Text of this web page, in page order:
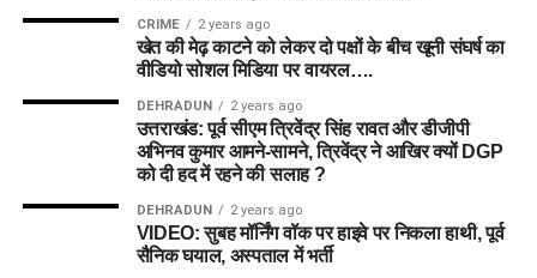
8. ML-W vs TRT-W Dream11 टीम
प्रेडिक्शन (Dream11 Teams)
टीम 1: स्मॉल लीग एवं सेफ टीम (Small
League & Mini GL)
विकटकीपर (WK):Kira Chathli
CRIME 2 years ago
खेत की मेढ़ काटने को लेकर दो पक्षों के बीच खूनी संघर्ष का
वीडियो सोशल मिडिया पर वायरल….
DEHRADUN 2 years ago
उत्तराखंड: पूर्व सीएम त्रिवेंद्र सिंह रावत और डीजीपी
अभिनव कुमार आमने-सामने, त्रिवेंद्र ने आखिर क्यों DGP
को दी हद में रहने की सलाह ?
DEHRADUN 2 years ago
VIDEO: सुबह मॉर्निंग वॉक पर हाइवे पर निकला हाथी, पूर्व
सैनिक घयाल, अस्पताल में भर्ती